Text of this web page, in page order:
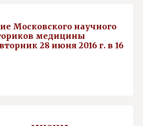
Московского научного
медицины
28 июня 2016 г. в 16